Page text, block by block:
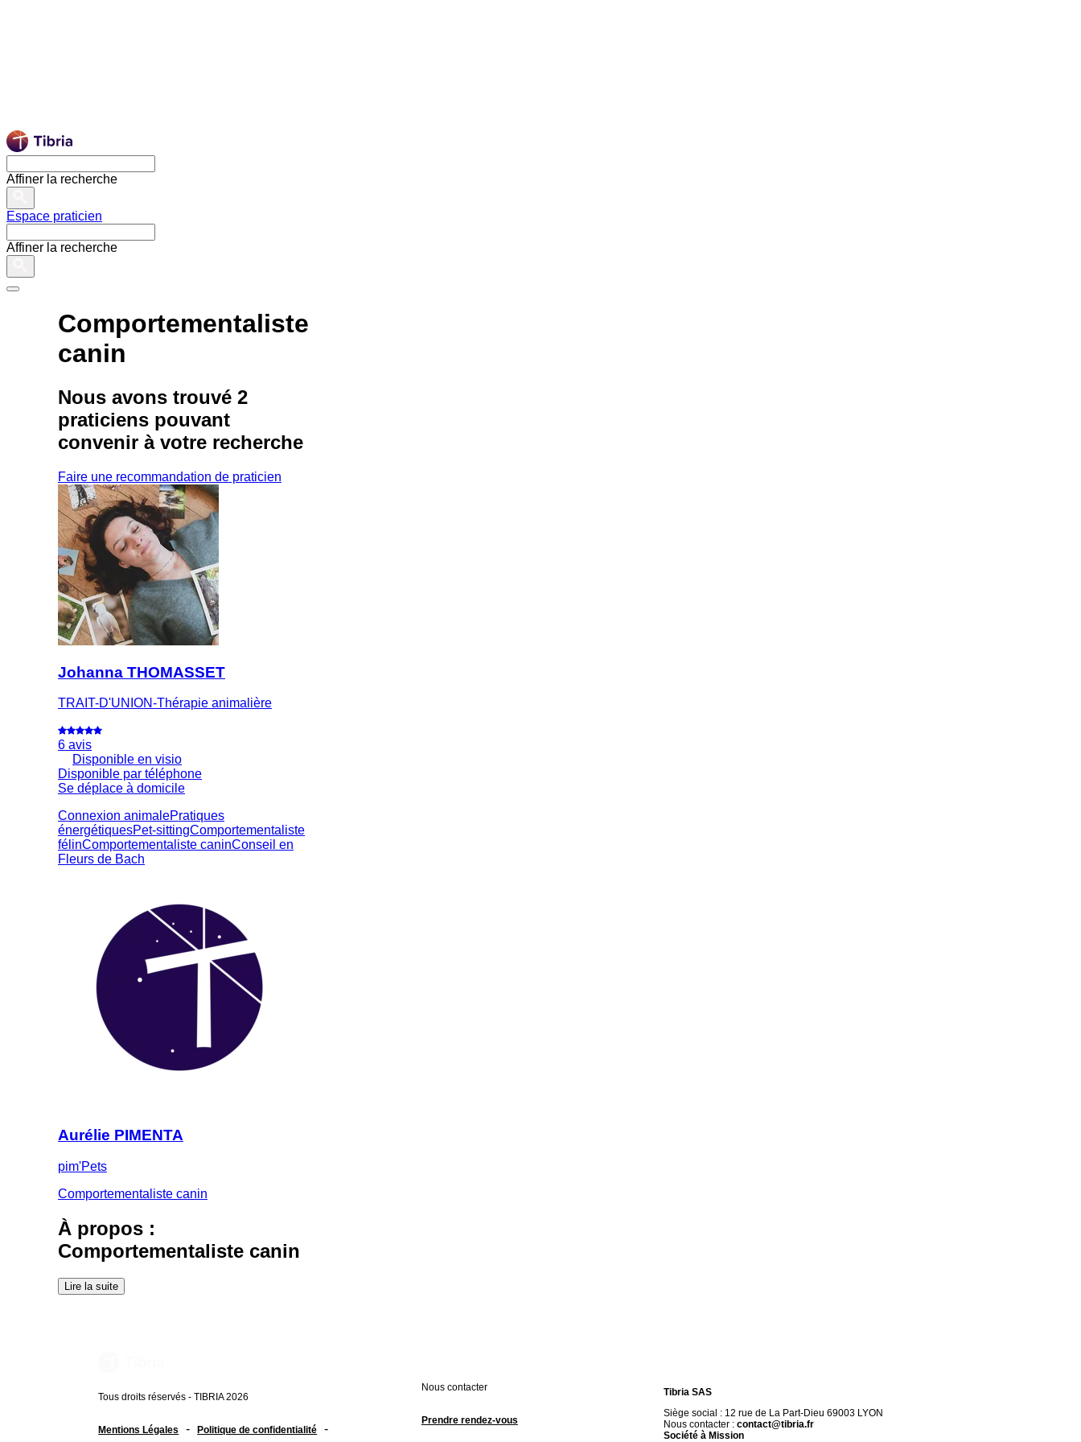
Affiner la recherche
Espace praticien
Affiner la recherche
Comportementaliste
canin
Nous avons trouvé 2
praticiens pouvant
convenir à votre recherche
Faire une recommandation de praticien
Johanna THOMASSET
TRAIT-D'UNION-Thérapie animalière
6 avis
Disponible en visio
Disponible par téléphone
Se déplace à domicile
Connexion animalePratiques
énergétiquesPet-sittingComportementaliste
félinComportementaliste caninConseil en
Fleurs de Bach
Aurélie PIMENTA
pim'Pets
Comportementaliste canin
À propos :
Comportementaliste canin
Lire la suite
Tous droits réservés - TIBRIA 2026
Mentions Légales - Politique de confidentialité -
Nous contacter
Prendre rendez-vous
Tibria SAS
Siège social : 12 rue de La Part-Dieu 69003 LYON
Nous contacter :contact@tibria.fr
Société à Mission